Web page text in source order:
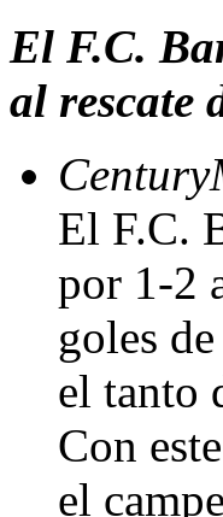
El F.C.
al rescate
El F.C.
por 1-2
goles
el tanto
Con
el